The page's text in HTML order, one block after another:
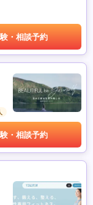
・相談予約
・相談予約